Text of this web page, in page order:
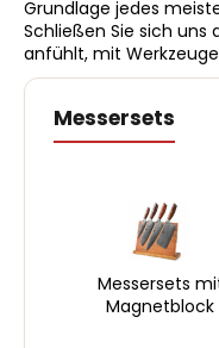
Grundlage jedes
Schließen Sie sich uns
anfühlt, mit
Messersets
Messersets
Magnetblock